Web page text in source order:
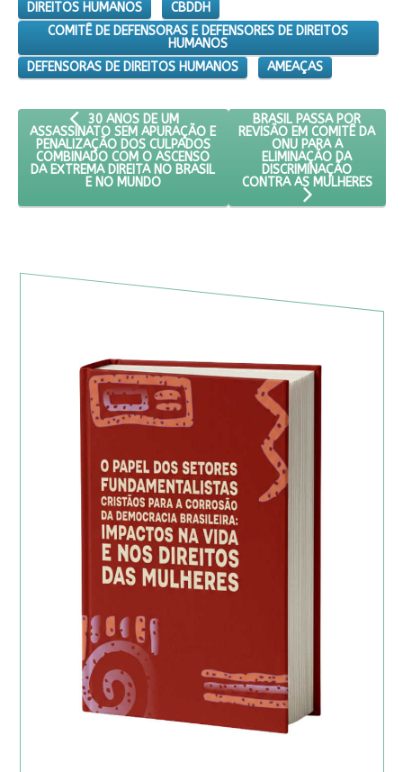
DIREITOS HUMANOS
CBDDH
COMITÊ DE DEFENSORAS E DEFENSORES DE DIREITOS
HUMANOS
DEFENSORAS DE DIREITOS HUMANOS
AMEAÇAS
ARTIGO ANTERIOR: 30 ANOS DE UM ASSASSINATO SEM
30 ANOS DE UM
ASSASSINATO SEM APURAÇÃO E
PENALIZAÇÃO DOS CULPADOS
COMBINADO COM O ASCENSO
DA EXTREMA DIREITA NO BRASIL
E NO MUNDO
PRÓXIMO ARTIGO:
BRASIL PASSA POR
REVISÃO EM COMITÊ DA
ONU PARA A
ELIMINAÇÃO DA
DISCRIMINAÇÃO
CONTRA AS MULHERES